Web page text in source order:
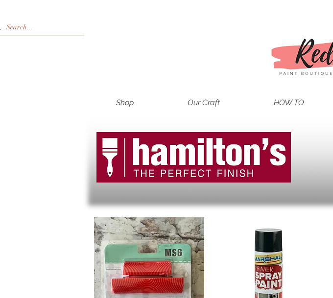
Shop Our Craft HOW TO